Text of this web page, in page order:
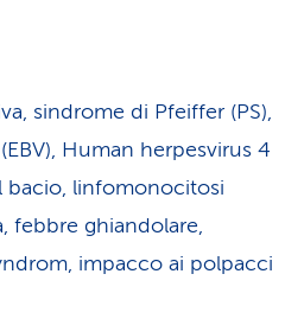
sindrome di Pfeiffer (PS),
Human herpesvirus 4
bacio, linfomonocitosi
febbre ghiandolare,
impacco ai polpacci